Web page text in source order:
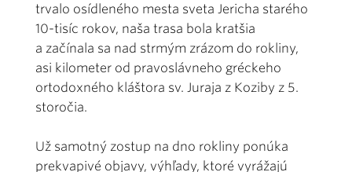
trvalo osídleného mesta sveta Jericha starého
10-tisíc rokov, naša trasa bola kratšia
a začínala sa nad strmým zrázom do rokliny,
asi kilometer od pravoslávneho gréckeho
ortodoxného kláštora sv. Juraja z Koziby z 5.
storočia.
Už samotný zostup na dno rokliny ponúka
prekvapivé objavy, výhľady, ktoré vyrážajú